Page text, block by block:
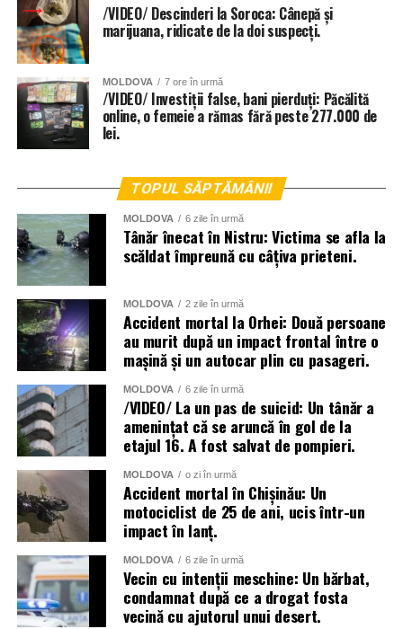
aproape două mii de angajați ai Ministerului Afacerilor
Interne, dar și toate serviciile specializate de nivel local,
raional și național.
Menționăm că meteorologii prognozează vreme instabilă
și pentru următoarele zile.
/VIDEO/ Descinderi la Soroca: Cânepă și
marijuana, ridicate de la doi suspecți.
MOLDOVA 7 ore în urmă
/VIDEO/ Investiții false, bani pierduți: Păcălită
online, o femeie a rămas fără peste 277.000 de
lei.
TOPUL SĂPTĂMÂNII
MOLDOVA 6 zile în urmă
Tânăr înecat în Nistru: Victima se afla la
scăldat împreună cu câțiva prieteni.
MOLDOVA 2 zile în urmă
Accident mortal la Orhei: Două persoane
au murit după un impact frontal între o
mașină și un autocar plin cu pasageri.
MOLDOVA 6 zile în urmă
/VIDEO/ La un pas de suicid: Un tânăr a
amenințat că se aruncă în gol de la
etajul 16. A fost salvat de pompieri.
MOLDOVA o zi în urmă
Accident mortal în Chișinău: Un
motociclist de 25 de ani, ucis într-un
impact în lanț.
MOLDOVA 6 zile în urmă
Vecin cu intenții meschine: Un bărbat,
condamnat după ce a drogat fosta
vecină cu ajutorul unui desert.